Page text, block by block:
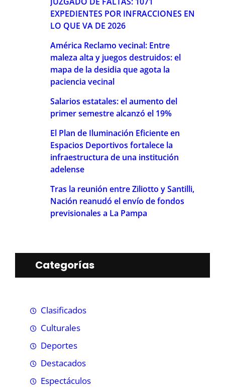
EXPEDIENTES POR INFRACCIONES EN
LO QUE VA DE 2026
América Reclamo vecinal: Entre
maleza alta y juegos destruidos: el
mapa de la desidia que agota la
paciencia vecinal
Salarios estatales: el aumento del
primer semestre alcanzó el 19%
El Plan de Iluminación Eficiente en
Espacios Deportivos fortalece la
infraestructura de una institución
adelense
Tras la reunión entre Ziliotto y Santilli,
Nación reanudó el envío de fondos
previsionales a La Pampa
Categorías
Clasificados
Culturales
Deportes
Destacados
Espectáculos